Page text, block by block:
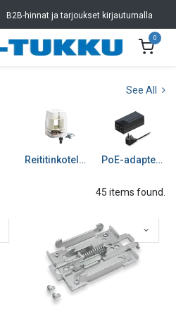
B2B-hinnat ja tarjoukset kirjautumalla
0
See All
Reititinkotelot ja tarv PoE-adapterit
45 items found.